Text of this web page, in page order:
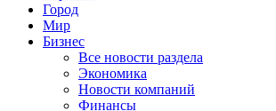
Город
Мир
Бизнес
Все новости раздела
Экономика
Новости компаний
Финансы